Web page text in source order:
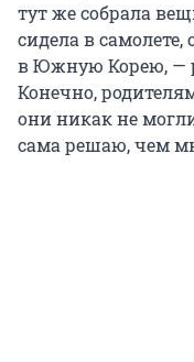
тут же собрала
сидела в
в Южную Корею, —
Конечно,
они никак не
сама решаю, чем